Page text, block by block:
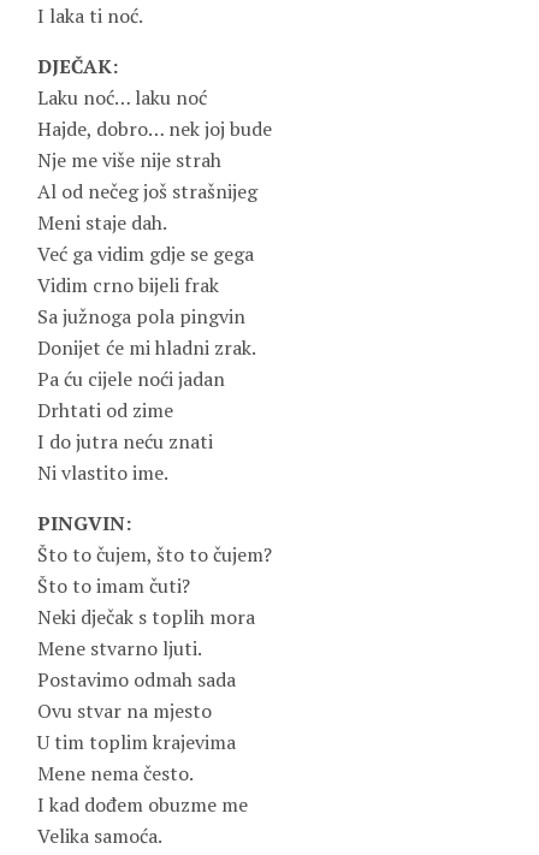
I laka ti noć.
DJEČAK:
Laku noć… laku noć
Hajde, dobro… nek joj bude
Nje me više nije strah
Al od nečeg još strašnijeg
Meni staje dah.
Već ga vidim gdje se gega
Vidim crno bijeli frak
Sa južnoga pola pingvin
Donijet će mi hladni zrak.
Pa ću cijele noći jadan
Drhtati od zime
I do jutra neću znati
Ni vlastito ime.
PINGVIN:
Što to čujem, što to čujem?
Što to imam čuti?
Neki dječak s toplih mora
Mene stvarno ljuti.
Postavimo odmah sada
Ovu stvar na mjesto
U tim toplim krajevima
Mene nema često.
I kad dođem obuzme me
Velika samoća.